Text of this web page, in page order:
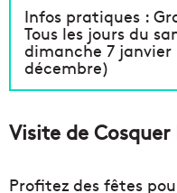
Infos pratiques :
Tous les jours du
dimanche 7
décembre)
Visite de
Profitez des fêtes